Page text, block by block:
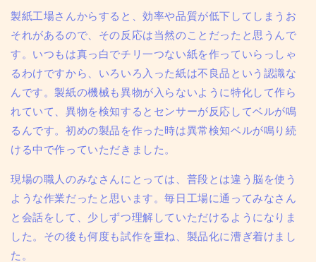
製紙工場さんからすると、効率や品質が低下してしまうお
それがあるので、その反応は当然のことだったと思うんで
す。いつもは真っ白でチリ一つない紙を作っていらっしゃ
るわけですから、 いろいろ入った紙は不良品という認識な
んです。製紙の機械も異物が入らないように特化して作ら
れていて、異物を検知するとセンサーが反応してベルが鳴
るんです。 初めの製品を作った時は異常検知ベルが鳴り続
ける中で作っていただきました。
現場の職人のみなさんにとっては、普段とは違う脳を使う
ような作業だったと思います。毎日工場に通ってみなさん
と会話をして、少しずつ理解していただけるようになりま
した。その後も何度も試作を重ね、製品化に漕ぎ着けまし
た。